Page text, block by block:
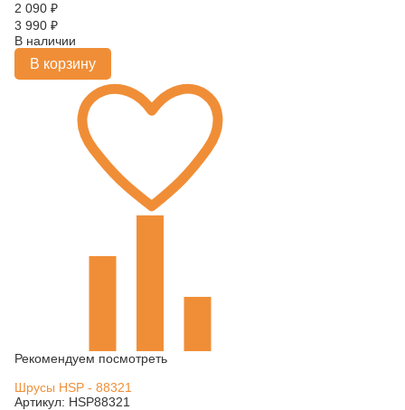
2 090 ₽
3 990 ₽
В наличии
В корзину
Рекомендуем посмотреть
Шрусы HSP - 88321
Артикул: HSP88321